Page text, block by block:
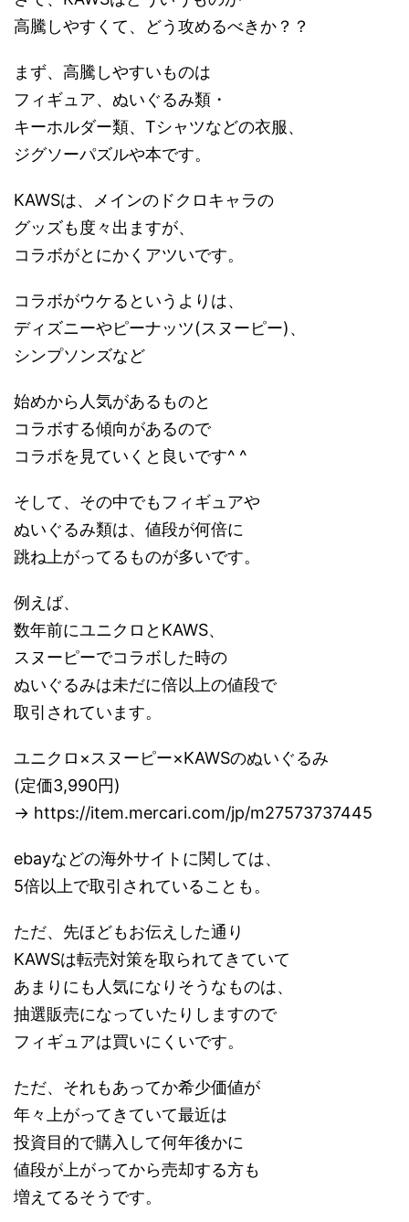
高騰しやすくて、どう攻めるべきか？？
まず、高騰しやすいものは
フィギュア、ぬいぐるみ類・
キーホルダー類、Tシャツなどの衣服、
ジグソーパズルや本です。
KAWSは、メインのドクロキャラの
グッズも度々出ますが、
コラボがとにかくアツいです。
コラボがウケるというよりは、
ディズニーやピーナッツ(スヌーピー)、
シンプソンズなど
始めから人気があるものと
コラボする傾向があるので
コラボを見ていくと良いです^ ^
そして、その中でもフィギュアや
ぬいぐるみ類は、値段が何倍に
跳ね上がってるものが多いです。
例えば、
数年前にユニクロとKAWS、
スヌーピーでコラボした時の
ぬいぐるみは未だに倍以上の値段で
取引されています。
ユニクロ×スヌーピー×KAWSのぬいぐるみ
(定価3,990円)
→ https://item.mercari.com/jp/m27573737445
ebayなどの海外サイトに関しては、
5倍以上で取引されていることも。
ただ、先ほどもお伝えした通り
KAWSは転売対策を取られてきていて
あまりにも人気になりそうなものは、
抽選販売になっていたりしますので
フィギュアは買いにくいです。
ただ、それもあってか希少価値が
年々上がってきていて最近は
投資目的で購入して何年後かに
値段が上がってから売却する方も
増えてるそうです。